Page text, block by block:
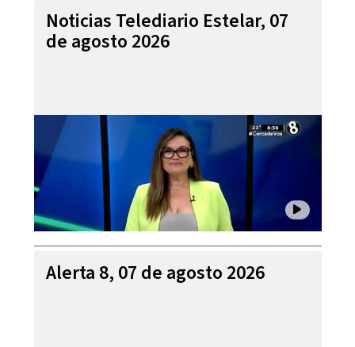
Noticias Telediario Estelar, 07
de agosto 2026
Alerta 8, 07 de agosto 2026